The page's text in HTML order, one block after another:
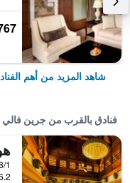
767
شاهد المزيد من أهم
فنادق بالقرب من جرين
6.2 كيلومتر عن وسط